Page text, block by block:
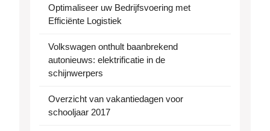
Optimaliseer uw Bedrijfsvoering met
Efficiënte Logistiek
Volkswagen onthult baanbrekend
autonieuws: elektrificatie in de
schijnwerpers
Overzicht van vakantiedagen voor
schooljaar 2017